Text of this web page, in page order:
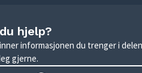
hjelp?
informasjonen du trenger i
gjerne.